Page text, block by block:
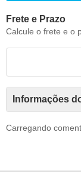
Frete e Prazo
Calcule o frete e o
Informações
Carregando